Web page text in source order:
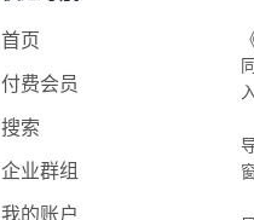
首页
付费会员
搜索
企业群组
我的账户